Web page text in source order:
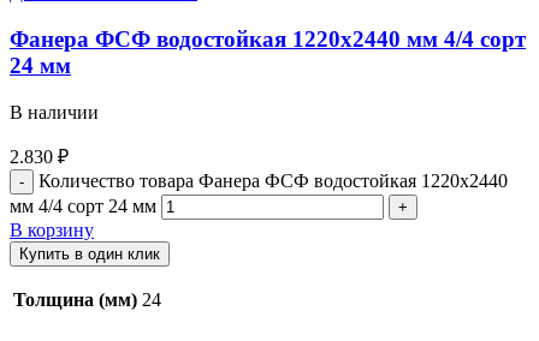
Фанера ФСФ водостойкая 1220х2440 мм 4/4 сорт
24 мм
В наличии
2.830 ₽
Количество товара Фанера ФСФ водостойкая 1220х2440
мм 4/4 сорт 24 мм
В корзину
Купить в один клик
Толщина (мм) 24